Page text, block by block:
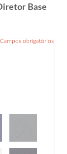
Base
obrigatórios